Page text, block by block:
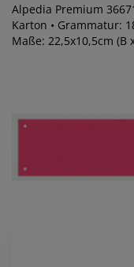
Alpedia Premium
Karton • Grammatur:
Maße: 22,5x10,5cm (B